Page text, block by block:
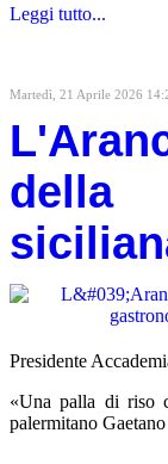
Leggi tutto...
Martedì, 21 Aprile 2026
della
Presidente
«Una palla di riso
palermitano